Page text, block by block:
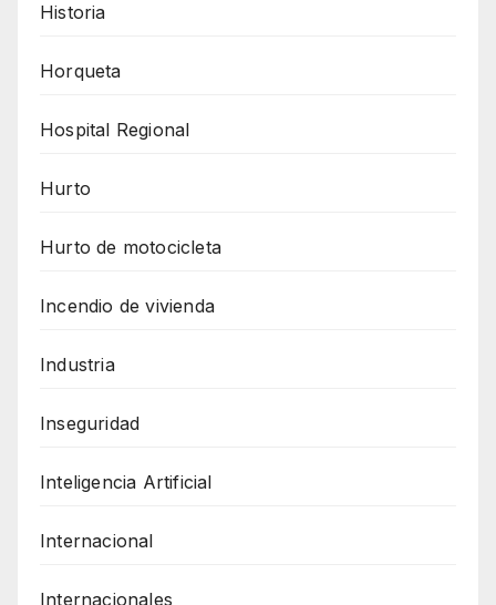
Historia
Horqueta
Hospital Regional
Hurto
Hurto de motocicleta
Incendio de vivienda
Industria
Inseguridad
Inteligencia Artificial
Internacional
Internacionales